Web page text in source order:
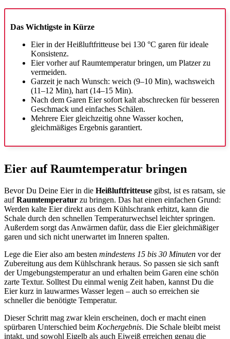
Das Wichtigste in Kürze
Eier in der Heißluftfritteuse bei 130 °C garen für ideale
Konsistenz.
Eier vorher auf Raumtemperatur bringen, um Platzer zu
vermeiden.
Garzeit je nach Wunsch: weich (9–10 Min), wachsweich
(11–12 Min), hart (14–15 Min).
Nach dem Garen Eier sofort kalt abschrecken für besseren
Geschmack und einfaches Schälen.
Mehrere Eier gleichzeitig ohne Wasser kochen,
gleichmäßiges Ergebnis garantiert.
Eier auf Raumtemperatur bringen
Bevor Du Deine Eier in die Heißluftfritteuse gibst, ist es ratsam, sie
aufRaumtemperatur zu bringen. Das hat einen einfachen Grund:
Werden kalte Eier direkt aus dem Kühlschrank erhitzt, kann die
Schale durch den schnellen Temperaturwechsel leichter springen.
Außerdem sorgt das Anwärmen dafür, dass die Eier gleichmäßiger
garen und sich nicht unerwartet im Inneren spalten.
Lege die Eier also am besten mindestens 15 bis 30 Minuten vor der
Zubereitung aus dem Kühlschrank heraus. So passen sie sich sanft
der Umgebungstemperatur an und erhalten beim Garen eine schön
zarte Textur. Solltest Du einmal wenig Zeit haben, kannst Du die
Eier kurz in lauwarmes Wasser legen – auch so erreichen sie
schneller die benötigte Temperatur.
Dieser Schritt mag zwar klein erscheinen, doch er macht einen
spürbaren Unterschied beim Kochergebnis. Die Schale bleibt meist
intakt, und sowohl Eigelb als auch Eiweiß erreichen genau die